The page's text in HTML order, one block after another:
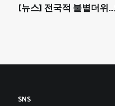
[뉴스] 전국적 불볕더위
SNS